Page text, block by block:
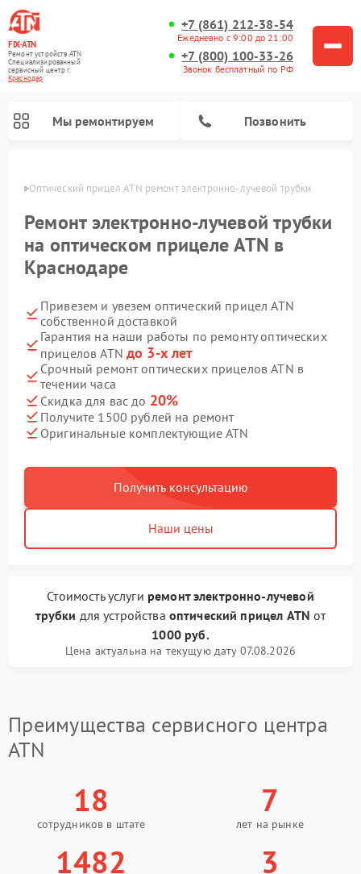
FIX-ATN
Ремонт устройств ATN
Специализированный
cервисный центр г.
Краснодар
+7 (861) 212-38-54
Ежедневно с 9:00 до 21:00
+7 (800) 100-33-26
Звонок бесплатный по РФ
Мы ремонтируем Позвонить
Оптический прицел ATN ремонт электронно-лучевой трубки
Ремонт электронно-лучевой трубки
на оптическом прицеле ATN в
Краснодаре
Привезем и увезем оптический прицел ATN
собственной доставкой
Гарантия на наши работы по ремонту оптических
прицелов ATN до 3-х лет
Срочный ремонт оптических прицелов ATN в
течении часа
Скидка для вас до 20%
Получите 1500 рублей на ремонт
Оригинальные комплектующие ATN
Получить консультацию
Наши цены
Стоимость услуги ремонт электронно-лучевой
трубки для устройства оптический прицел ATN от
1000 руб.
Цена актуальна на текущую дату 07.08.2026
Преимущества сервисного центра
ATN
18
сотрудников в штате
7
лет на рынке
1482 3